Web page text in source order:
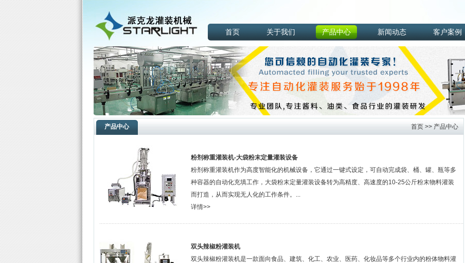
首页 关于我们 产品中心 新闻动态 客户案例
产品中心 首页 >> 产品中心
粉剂称重灌装机-大袋粉末定量灌装设备
粉剂称重灌装机作为高度智能化的机械设备，它通过一键式设定，可自动完成袋、桶、罐、瓶等多
种容器的自动化充填工作，大袋粉末定量灌装设备转为高精度、高速度的10-25公斤粉末物料灌装
而打造，从而实现无人化的工作条件。...
详情>>
双头辣椒粉灌装机
双头辣椒粉灌装机是一款面向食品、建筑、化工、农业、医药、化妆品等多个行业内的粉体物料灌